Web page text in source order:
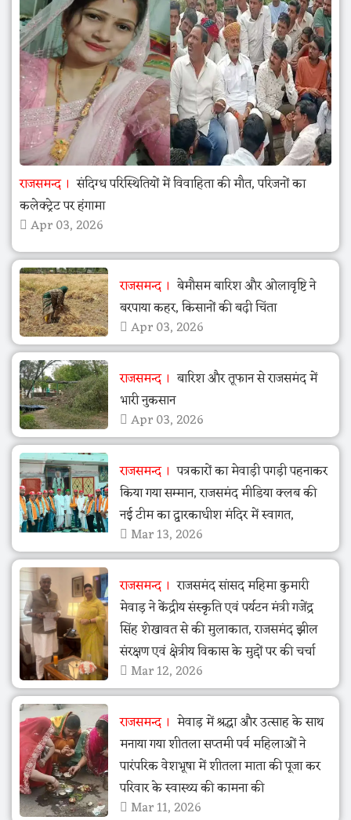
राजसमन्द
संदिग्ध परिस्थितियों में विवाहिता की मौत, परिजनों का
कलेक्ट्रेट पर हंगामा
Apr 03, 2026
राजसमन्द
बेमौसम बारिश और ओलावृष्टि ने
बरपाया कहर, किसानों की बढ़ी चिंता
Apr 03, 2026
राजसमन्द
बारिश और तूफान से राजसमंद में
भारी नुकसान
Apr 03, 2026
राजसमन्द
पत्रकारों का मेवाड़ी पगड़ी पहनाकर
किया गया सम्मान, राजसमंद मीडिया क्लब की
नई टीम का द्वारकाधीश मंदिर में स्वागत,
Mar 13, 2026
राजसमन्द
राजसमंद सांसद महिमा कुमारी
मेवाड़ ने केंद्रीय संस्कृति एवं पर्यटन मंत्री गजेंद्र
सिंह शेखावत से की मुलाकात, राजसमंद झील
संरक्षण एवं क्षेत्रीय विकास के मुद्दों पर की चर्चा
Mar 12, 2026
राजसमन्द
मेवाड़ में श्रद्धा और उत्साह के साथ
मनाया गया शीतला सप्तमी पर्व महिलाओं ने
पारंपरिक वेशभूषा में शीतला माता की पूजा कर
परिवार के स्वास्थ्य की कामना की
Mar 11, 2026